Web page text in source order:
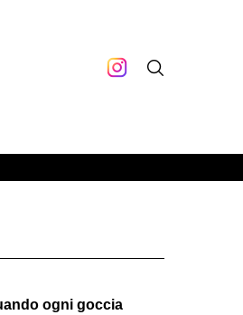
ogni goccia